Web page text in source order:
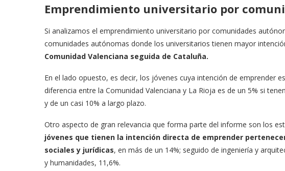
Emprendimiento universitario por
Si analizamos el emprendimiento universitario por comunidades
comunidades autónomas donde los universitarios tienen mayor
Comunidad Valenciana seguida de Cataluña.
En el lado opuesto, es decir, los jóvenes cuya intención de emprender
diferencia entre la Comunidad Valenciana y La Rioja es de un 5% si
y de un casi 10% a largo plazo.
Otro aspecto de gran relevancia que forma parte del informe son los
jóvenes que tienen la intención directa de emprender
sociales y jurídicas, en más de un 14%; seguido de ingeniería y
y humanidades, 11,6%.